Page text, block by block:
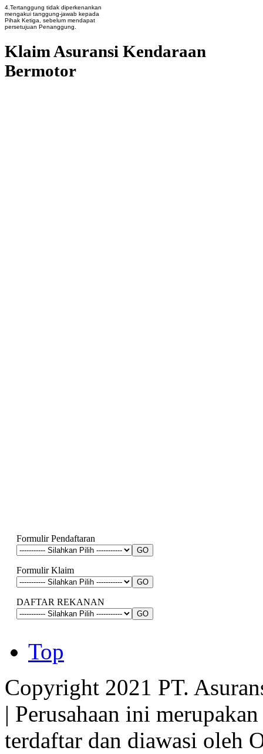
4.Tertanggung tidak diperkenankan
mengakui tanggung-jawab kepada
Pihak Ketiga, sebelum mendapat
persetujuan Penanggung.
Klaim Asuransi Kendaraan
Bermotor
Formulir Pendaftaran
Formulir Klaim
DAFTAR REKANAN
Top
Copyright 2021 PT.
| Perusahaan ini
terdaftar dan diawasi oleh